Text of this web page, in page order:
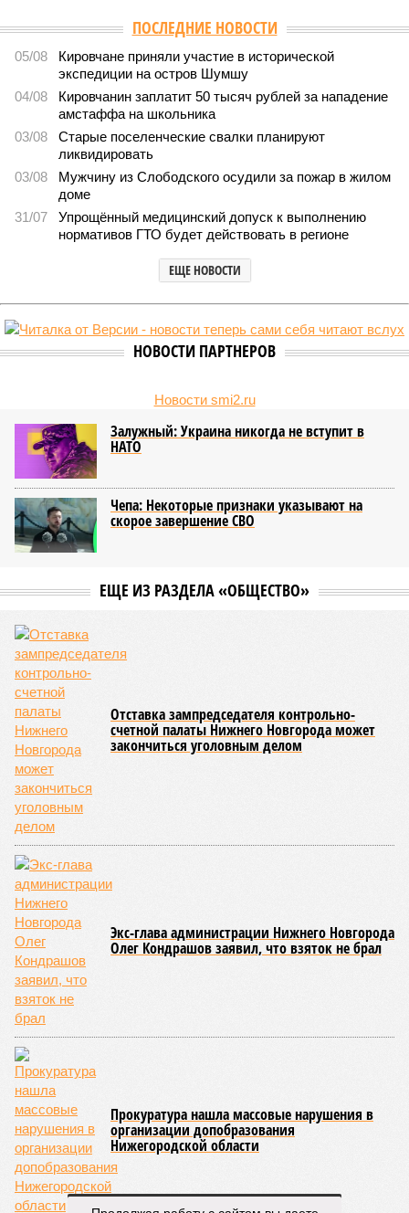
ПОСЛЕДНИЕ НОВОСТИ
05/08
Кировчане приняли участие в исторической
экспедиции на остров Шумшу
04/08
Кировчанин заплатит 50 тысяч рублей за нападение
амстаффа на школьника
03/08
Старые поселенческие свалки планируют
ликвидировать
03/08
Мужчину из Слободского осудили за пожар в жилом
доме
31/07
Упрощённый медицинский допуск к выполнению
нормативов ГТО будет действовать в регионе
ЕЩЕ НОВОСТИ
НОВОСТИ ПАРТНЕРОВ
Новости smi2.ru
Залужный: Украина никогда не вступит в
НАТО
Чепа: Некоторые признаки указывают на
скорое завершение СВО
ЕЩЕ ИЗ РАЗДЕЛА «ОБЩЕСТВО»
Отставка зампредседателя контрольно-
счетной палаты Нижнего Новгорода может
закончиться уголовным делом
Экс-глава администрации Нижнего Новгорода
Олег Кондрашов заявил, что взяток не брал
Прокуратура нашла массовые нарушения в
организации допобразования
Нижегородской области